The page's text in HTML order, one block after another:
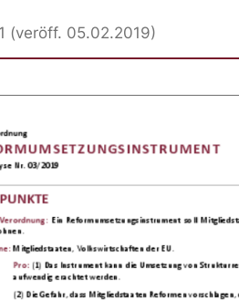
(veröff. 05.02.2019)